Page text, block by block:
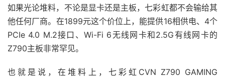
如果光论堆料，不论是显卡还是主板，七彩虹都不会输给其
他任何厂商。在1899元这个价位上，能提供16相供电、4个
PCIe 4.0 M.2接口、Wi-Fi 6无线网卡和2.5G有线网卡的
Z790主板非常罕见。
也就是说，在堆料上，七彩虹CVN Z790 GAMING